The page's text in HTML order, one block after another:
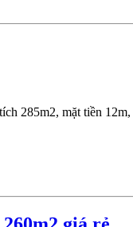
285m2, mặt tiền